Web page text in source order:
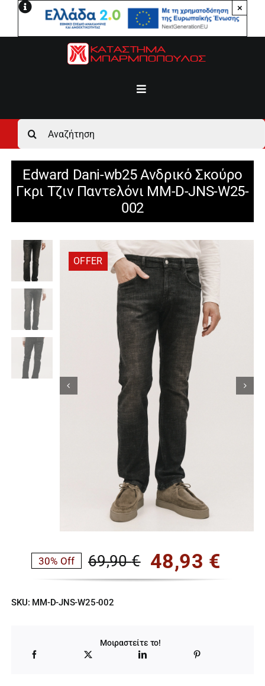
Μετάβαση
×
Toggle
Αρχική
Ανδρικά
Γυναικεία
Αγόρι
Κορίτσι
Εσώρουχα
Είδη Παρέλασης
Σχετικά με εμάς
Αναζήτηση
για:
Edward Dani-wb25 Ανδρικό Σκούρο
Γκρι Τζιν Παντελόνι MM-D-JNS-W25-
002
OFFER
69,90€
Original
price
69,90 €.
48,93 €
Η
τρέχουσα
είναι:
48,93 €.
30% Off
SKU: MM-D-JNS-W25-002
Μοιραστείτε το!